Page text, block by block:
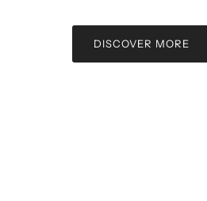
DISCOVER MORE